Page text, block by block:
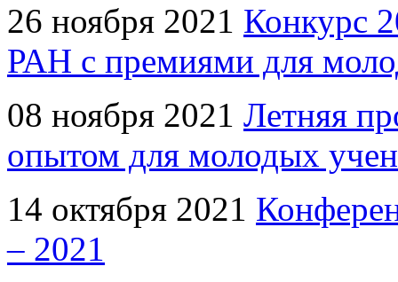
26 ноября 2021 Конкурс
РАН с премиями для
08 ноября 2021 Летняя
опытом для молодых
14 октября 2021
– 2021